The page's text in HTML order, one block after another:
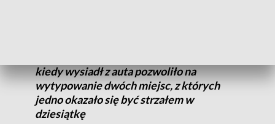
kiedy wysiadł z auta pozwoliło na
wytypowanie dwóch miejsc, z których
jedno okazało się być strzałem w
dziesiątkę